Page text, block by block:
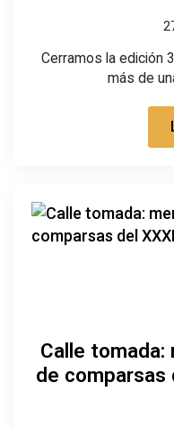
Cerramos la edición
más de
Calle
de comparsas